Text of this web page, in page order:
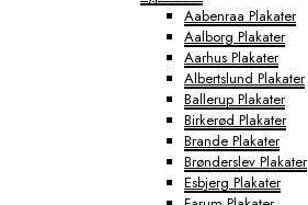
Aabenraa Plakater
Aalborg Plakater
Aarhus Plakater
Albertslund Plakater
Ballerup Plakater
Birkerød Plakater
Brande Plakater
Brønderslev Plakater
Esbjerg Plakater